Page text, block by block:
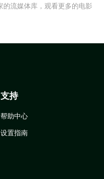
的流媒体库，观看更多的电影
支持
帮助中心
设置指南